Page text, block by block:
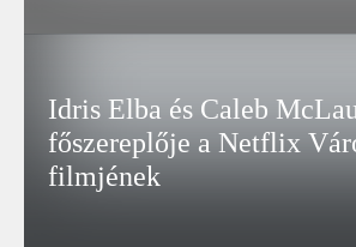
Idris Elba és Caleb
főszereplője a Netflix
filmjének